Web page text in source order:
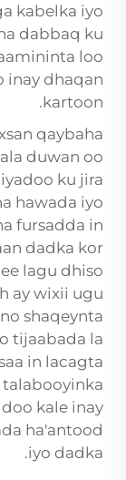
kabelka iyo
dabbaq ku
loo
inay dhaqan
kartoon.
qaybaha
duwan oo
ku jira
hawada iyo
fursadda in
dadka kor
lagu dhiso
ay wixii ugu
shaqeynta
tijaabada la
in lacagta
kale inay
ha'antood
iyo dadka.